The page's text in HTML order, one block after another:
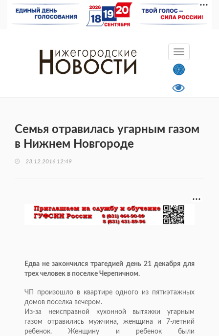
Семья отравилась угарным газом
в Нижнем Новгороде
23.12.2016 12:49
Едва не закончился трагедией день 21 декабря для
трех человек в поселке Черепичном.
ЧП произошло в квартире одного из пятиэтажных
домов поселка вечером.
Из-за неисправной кухонной вытяжки угарным
газом отравились мужчина, женщина и 7-летний
ребенок. Женщину и ребенок были